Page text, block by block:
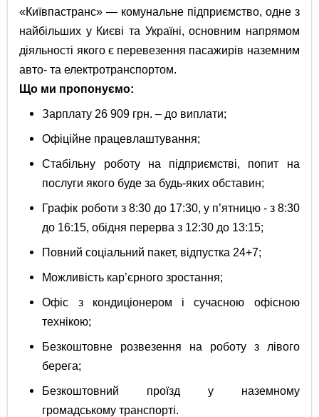
«Київпастранс» — комунальне підприємство, одне з
найбільших у Києві та Україні, основним напрямом
діяльності якого є перевезення пасажирів наземним
авто- та електротранспортом.
Що ми пропонуємо:
Зарплату 26 909 грн. – до виплати;
Офіційне працевлаштування;
Стабільну роботу на підприємстві, попит на
послуги якого буде за будь-яких обставин;
Графік роботи з 8:30 до 17:30, у п’ятницю - з 8:30
до 16:15, обідня перерва з 12:30 до 13:15;
Повний соціальний пакет, відпустка 24+7;
Можливість кар’єрного зростання;
Офіс з кондиціонером і сучасною офісною
технікою;
Безкоштовне розвезення на роботу з лівого
берега;
Безкоштовний проїзд у наземному
громадському транспорті.